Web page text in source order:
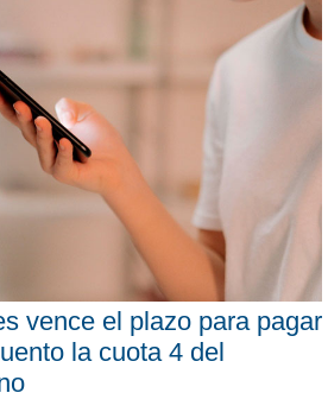
vence el plazo para pagar
la cuota 4 del